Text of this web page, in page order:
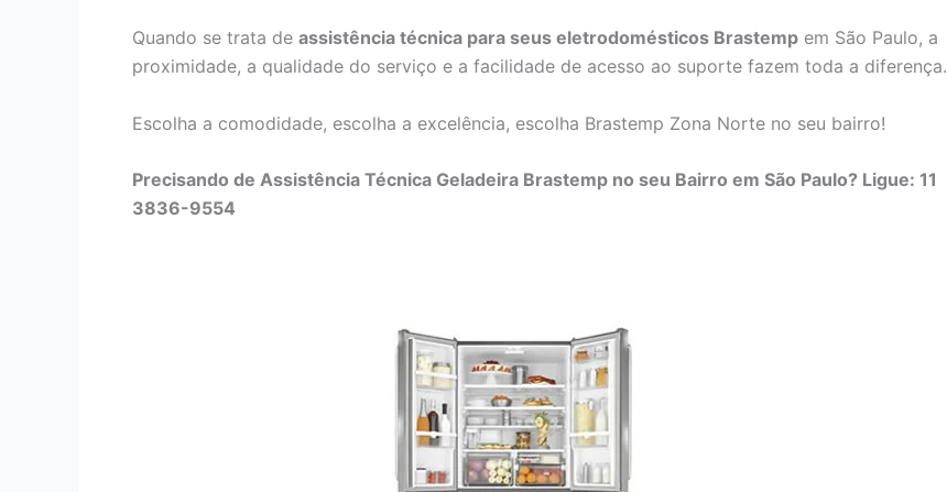
Quando se trata de assistência técnica para seus eletrodomésticos Brastemp em São Paulo, a
proximidade, a qualidade do serviço e a facilidade de acesso ao suporte fazem toda a diferença.
Escolha a comodidade, escolha a excelência, escolha Brastemp Zona Norte no seu bairro!
Precisando de Assistência Técnica Geladeira Brastemp no seu Bairro em São Paulo? Ligue: 11
3836-9554